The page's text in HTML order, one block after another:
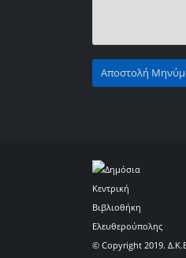
© Copyright 2019.